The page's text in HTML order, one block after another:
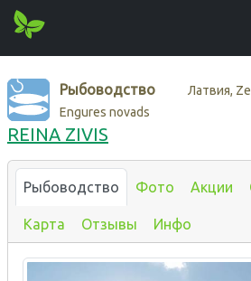
Рыбоводство
Латвия,
Engures novads
REINA ZIVIS
Рыбоводство Фото Акции
Карта Отзывы Инфо